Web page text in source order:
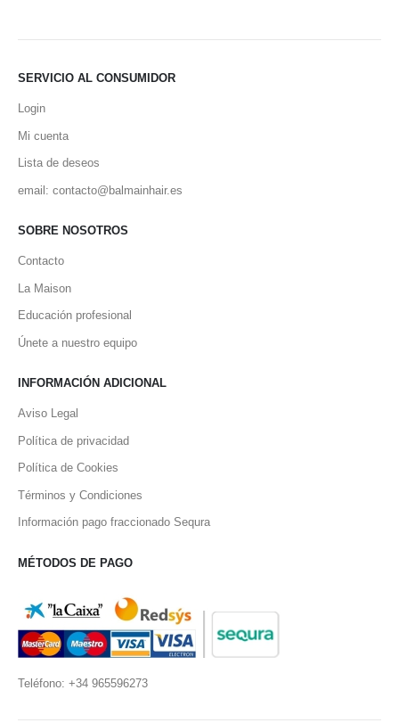
SERVICIO AL CONSUMIDOR
Login
Mi cuenta
Lista de deseos
email: contacto@balmainhair.es
SOBRE NOSOTROS
Contacto
La Maison
Educación profesional
Únete a nuestro equipo
INFORMACIÓN ADICIONAL
Aviso Legal
Política de privacidad
Política de Cookies
Términos y Condiciones
Información pago fraccionado Sequra
MÉTODOS DE PAGO
Teléfono: +34 965596273